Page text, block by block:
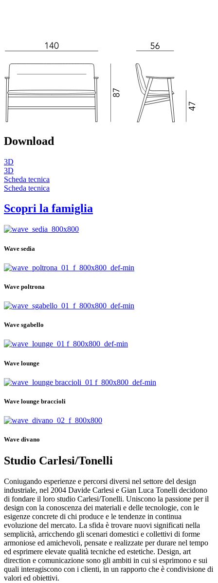
Download
3D
3D
Scheda tecnica
Scheda tecnica
Scopri la famiglia
Wave sedia
Wave poltrona
Wave sgabello
Wave lounge
Wave lounge braccioli
Wave divano
Studio Carlesi/Tonelli
Coniugando esperienze e percorsi diversi nel settore del design
industriale, nel 2004 Davide Carlesi e Gian Luca Tonelli decidono
di fondare il loro studio Carlesi/Tonelli. Uniscono la passione per il
design con la conoscenza dei materiali e delle tecnologie, con le
esigenze concrete di chi produce e le tendenze in continua
evoluzione del mercato. La sfida è trovare nuovi significati nella
semplicità, arricchendo gli scenari domestici e collettivi di forme
armoniose ed amichevoli, pensate e realizzate per durare nel tempo
ed esprimere elevate qualità tecniche ed estetiche. Design, art
direction e comunicazione sono gli ambiti in cui si esprimono e sui
quali interagiscono con i clienti, in un rapporto che è condivisione di
valori ed obiettivi.